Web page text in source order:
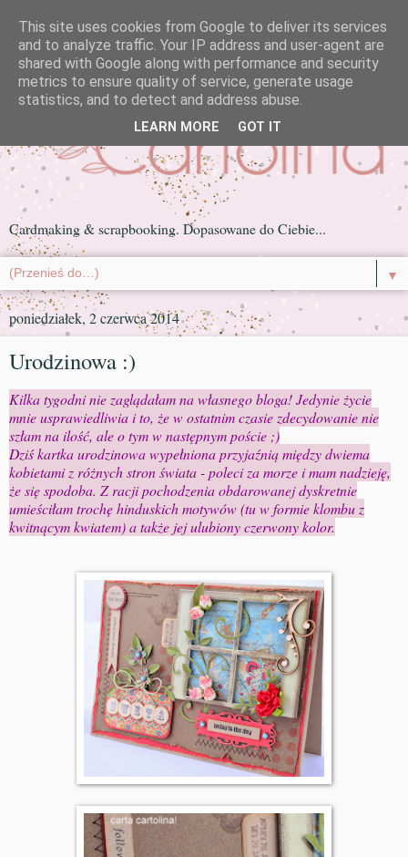
Cardmaking & scrapbooking. Dopasowane do Ciebie...
▼
poniedziałek, 2 czerwca 2014
Urodzinowa :)
Kilka tygodni nie zaglądałam na własnego bloga! Jedynie życie
mnie usprawiedliwia i to, że w ostatnim czasie zdecydowanie nie
szłam na ilość, ale o tym w następnym poście ;)
Dziś kartka urodzinowa wypełniona przyjaźnią między dwiema
kobietami z różnych stron świata - poleci za morze i mam nadzieję,
że się spodoba. Z racji pochodzenia obdarowanej dyskretnie
umieściłam trochę hinduskich motywów (tu w formie klombu z
kwitnącym kwiatem) a także jej ulubiony czerwony kolor.
This site uses cookies from Google to deliver its services
and to analyze traffic. Your IP address and user-agent are
shared with Google along with performance and security
metrics to ensure quality of service, generate usage
statistics, and to detect and address abuse.
LEARN MORE GOT IT